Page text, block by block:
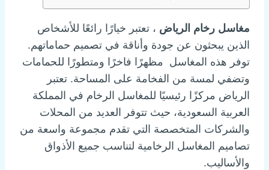
مغاسل رخام الرياض ، تعتبر خيارًا رائعًا للأشخاص
الذين يبحثون عن جودة وأناقة في تصميم حماماتهم.
توفر هذه المغاسل مظهرًا فاخرًا ومتطورًا للحمامات
وتضفي لمسة من الفخامة على المساحة. تعتبر
الرياض مركزًا رئيسيًا للمغاسل الرخام في المملكة
العربية السعودية، حيث تتوفر العديد من المحلات
والشركات المتخصصة التي تقدم مجموعة واسعة من
تصاميم المغاسل الرخامية لتناسب جميع الأذواق
والأساليب.